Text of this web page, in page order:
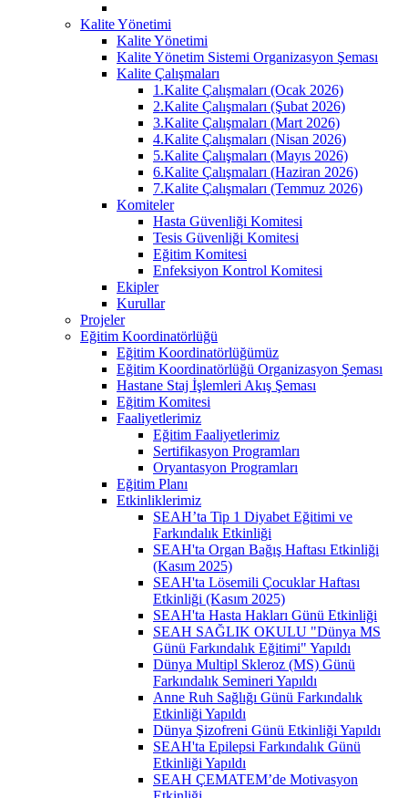
Kalite Yönetimi
Kalite Yönetimi
Kalite Yönetim Sistemi Organizasyon Şeması
Kalite Çalışmaları
1.Kalite Çalışmaları (Ocak 2026)
2.Kalite Çalışmaları (Şubat 2026)
3.Kalite Çalışmaları (Mart 2026)
4.Kalite Çalışmaları (Nisan 2026)
5.Kalite Çalışmaları (Mayıs 2026)
6.Kalite Çalışmaları (Haziran 2026)
7.Kalite Çalışmaları (Temmuz 2026)
Komiteler
Hasta Güvenliği Komitesi
Tesis Güvenliği Komitesi
Eğitim Komitesi
Enfeksiyon Kontrol Komitesi
Ekipler
Kurullar
Projeler
Eğitim Koordinatörlüğü
Eğitim Koordinatörlüğümüz
Eğitim Koordinatörlüğü Organizasyon Şeması
Hastane Staj İşlemleri Akış Şeması
Eğitim Komitesi
Faaliyetlerimiz
Eğitim Faaliyetlerimiz
Sertifikasyon Programları
Oryantasyon Programları
Eğitim Planı
Etkinliklerimiz
SEAH’ta Tip 1 Diyabet Eğitimi ve
Farkındalık Etkinliği
SEAH'ta Organ Bağış Haftası Etkinliği
(Kasım 2025)
SEAH'ta Lösemili Çocuklar Haftası
Etkinliği (Kasım 2025)
SEAH'ta Hasta Hakları Günü Etkinliği
SEAH SAĞLIK OKULU "Dünya MS
Günü Farkındalık Eğitimi" Yapıldı
Dünya Multipl Skleroz (MS) Günü
Farkındalık Semineri Yapıldı
Anne Ruh Sağlığı Günü Farkındalık
Etkinliği Yapıldı
Dünya Şizofreni Günü Etkinliği Yapıldı
SEAH'ta Epilepsi Farkındalık Günü
Etkinliği Yapıldı
SEAH ÇEMATEM’de Motivasyon